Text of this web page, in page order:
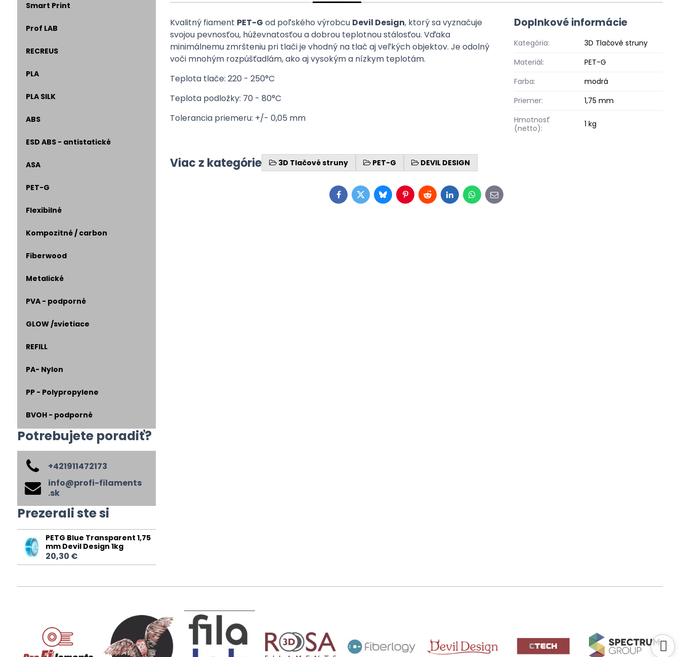
Kvalitný fiament PET-G od poľského výrobcu Devil Design, ktorý sa vyznačuje
svojou pevnosťou, húževnatosťou a dobrou teplotnou stálosťou. Vďaka
minimálnemu zmršteniu pri tlači je vhodný na tlač aj veľkých objektov. Je odolný
voči mnohým rozpúšťadlám, ako aj vysokým a nízkym teplotám.
Teplota tlače: 220 - 250°C
Teplota podložky: 70 - 80°C
Tolerancia priemeru: +/- 0,05 mm
Viac z kategórie 3D Tlačové struny PET-G DEVIL DESIGN
Doplnkové informácie
Kategória:
3D Tlačové struny
Materiál:
PET-G
Farba:
modrá
Priemer:
1,75 mm
Hmotnosť
(netto):
1 kg
Facebook
TwitterBlueskyPinterest
RedditLinkedInWhatsApp
E-
mail
Smart Print
Prof LAB
RECREUS
PLA
PLA SILK
ABS
ESD ABS - antistatické
ASA
PET-G
Flexibilné
Kompozitné / carbon
Fiberwood
Metalické
PVA - podporné
GLOW /svietiace
REFILL
PA- Nylon
PP - Polypropylene
BVOH - podporné
Potrebujete poradiť?
+421911472173
info​@profi-filaments​
.sk
Prezerali ste si
PETG Blue Transparent 1,75
mm Devil Design 1kg
20,30 €